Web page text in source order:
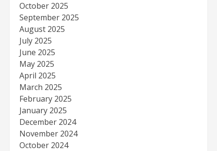
October 2025
September 2025
August 2025
July 2025
June 2025
May 2025
April 2025
March 2025
February 2025
January 2025
December 2024
November 2024
October 2024